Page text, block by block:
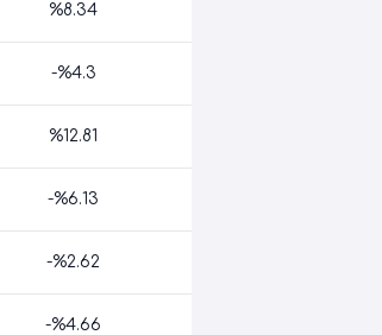
%8.34
-%4.3
%12.81
-%6.13
-%2.62
-%4.66